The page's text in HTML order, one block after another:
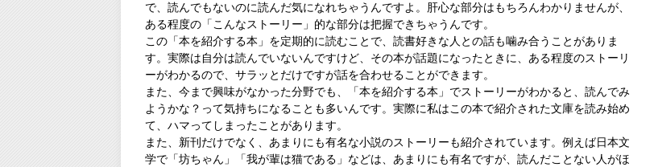
で、読んでもないのに読んだ気になれちゃうんですよ。肝心な部分はもちろんわかりませんが、
ある程度の「こんなストーリー」的な部分は把握できちゃうんです。
この「本を紹介する本」を定期的に読むことで、読書好きな人との話も噛み合うことがありま
す。実際は自分は読んでいないんですけど、その本が話題になったときに、ある程度のストーリ
ーがわかるので、サラッとだけですが話を合わせることができます。
また、今まで興味がなかった分野でも、「本を紹介する本」でストーリーがわかると、読んでみ
ようかな？って気持ちになることも多いんです。実際に私はこの本で紹介された文庫を読み始め
て、ハマってしまったことがあります。
また、新刊だけでなく、あまりにも有名な小説のストーリーも紹介されています。例えば日本文
学で「坊ちゃん」「我が輩は猫である」などは、あまりにも有名ですが、読んだことない人がほ